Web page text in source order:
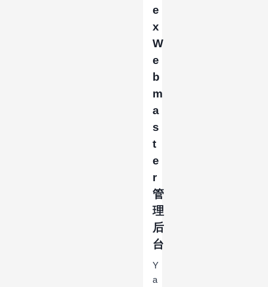
e
x
W
e
b
m
a
s
t
e
r
管
理
后
台
Y
a